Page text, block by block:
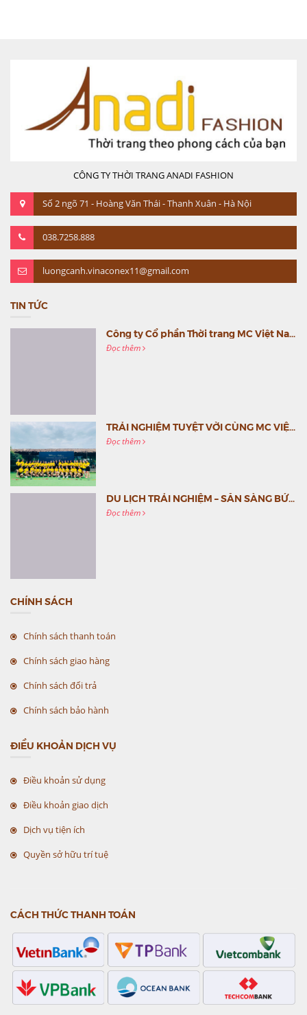
CÔNG TY THỜI TRANG ANADI FASHION
Số 2 ngõ 71 - Hoàng Văn Thái - Thanh Xuân - Hà Nội
038.7258.888
luongcanh.vinaconex11@gmail.com
TIN TỨC
Công ty Cổ phần Thời trang MC Việt Nam (MC Fashion) tổ chức Gala mừng sinh nhật lần thứ 9
Đọc thêm
TRẢI NGHIỆM TUYỆT VỜI CÙNG MC VIỆT NAM
Đọc thêm
DU LỊCH TRẢI NGHIỆM – SẴN SÀNG BỨT PHÁ CÙNG MC VIỆT NAM
Đọc thêm
CHÍNH SÁCH
Chính sách thanh toán
Chính sách giao hàng
Chính sách đổi trả
Chính sách bảo hành
ĐIỀU KHOẢN DỊCH VỤ
Điều khoản sử dụng
Điều khoản giao dịch
Dịch vụ tiện ích
Quyền sở hữu trí tuệ
CÁCH THỨC THANH TOÁN